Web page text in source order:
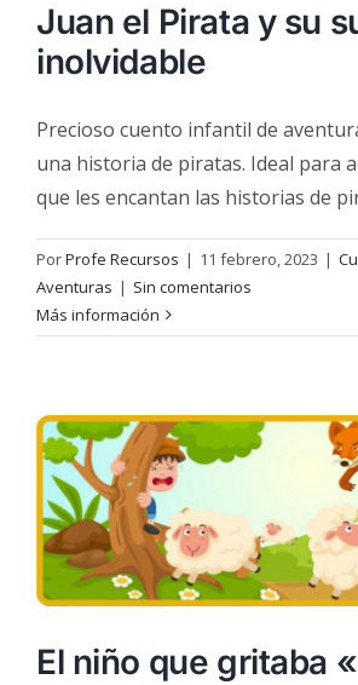
Juan el Pirata y su
inolvidable
Precioso cuento infantil de
una historia de piratas. Ideal para
que les encantan las historias de
PorProfe Recursos | 11 febrero, 2023 |
Aventuras | Sin comentarios
Más información
El niño que gritaba